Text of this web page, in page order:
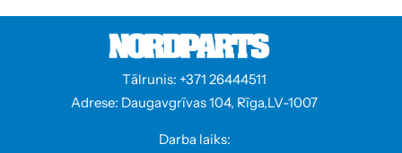
Tālrunis: +371 26444511
Adrese: Daugavgrīvas 104, Rīga,LV-1007
Darba laiks: